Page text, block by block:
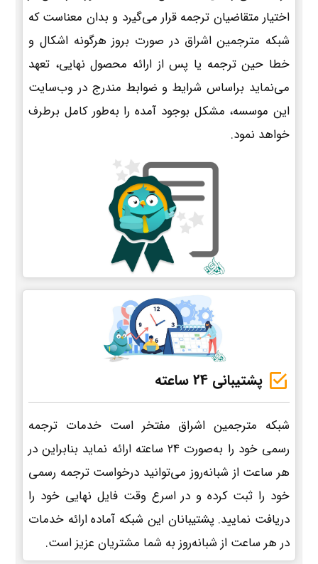
اختیار متقاضیان ترجمه قرار می‌گیرد و بدان معناست که
شبکه مترجمین اشراق در صورت بروز هرگونه اشکال و
خطا حین ترجمه یا پس از ارائه محصول نهایی، تعهد
می‌نماید براساس شرایط و ضوابط مندرج در وب‌سایت
این موسسه، مشکل بوجود آمده را به‌طور کامل برطرف
خواهد نمود.
پشتیبانی 24 ساعته
شبکه مترجمین اشراق مفتخر است خدمات ترجمه
رسمی خود را به‌صورت 24 ساعته ارائه نماید بنابراین در
هر ساعت از شبانه‌روز می‌توانید درخواست ترجمه رسمی
خود را ثبت کرده و در اسرع وقت فایل نهایی خود را
دریافت نمایید. پشتیبانان این شبکه آماده ارائه خدمات
در هر ساعت از شبانه‌روز به شما مشتریان عزیز است.